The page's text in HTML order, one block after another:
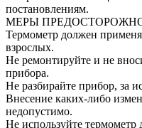
постановлениям.
МЕРЫ
Термометр должен
взрослых.
Не ремонтируйте и не
прибора.
Не разбирайте прибор, за
Внесение каких-либо
недопустимо.
Не используйте термометр